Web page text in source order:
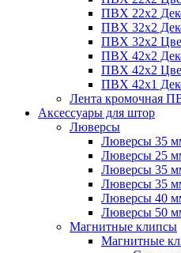
ПВХ 22x2
ПВХ 32x2
ПВХ 32x2
ПВХ 42x2
ПВХ 42x2
ПВХ 42x1
Лента кромочная
Аксессуары для штор
Люверсы
Люверсы 35
Люверсы 25
Люверсы 35
Люверсы 35
Люверсы 40
Люверсы 50
Магнитные клипсы
Магнитные